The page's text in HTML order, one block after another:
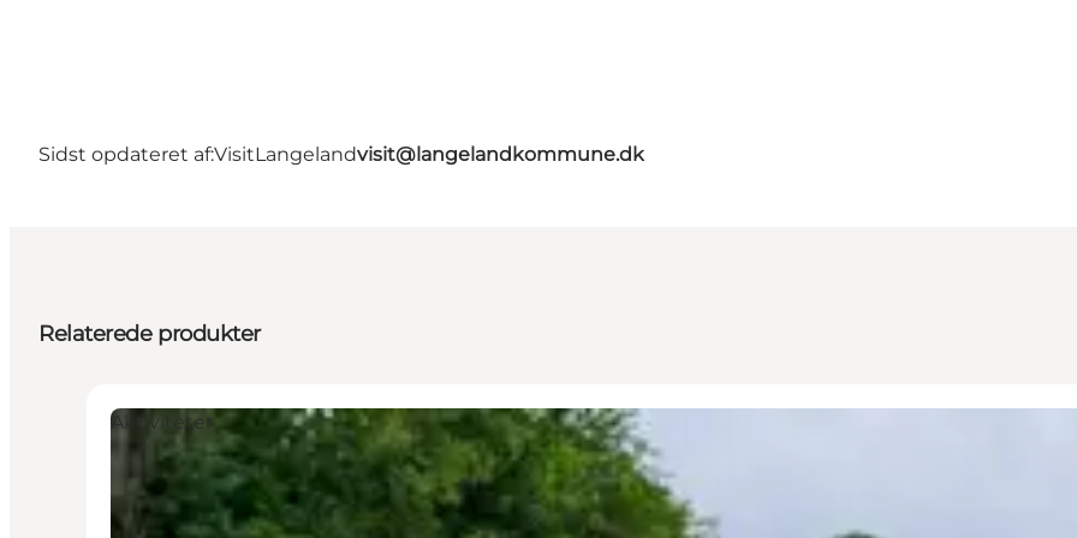
Sidst opdateret af:VisitLangelandvisit@langelandkommune.dk
Relaterede produkter
Aktiviteter